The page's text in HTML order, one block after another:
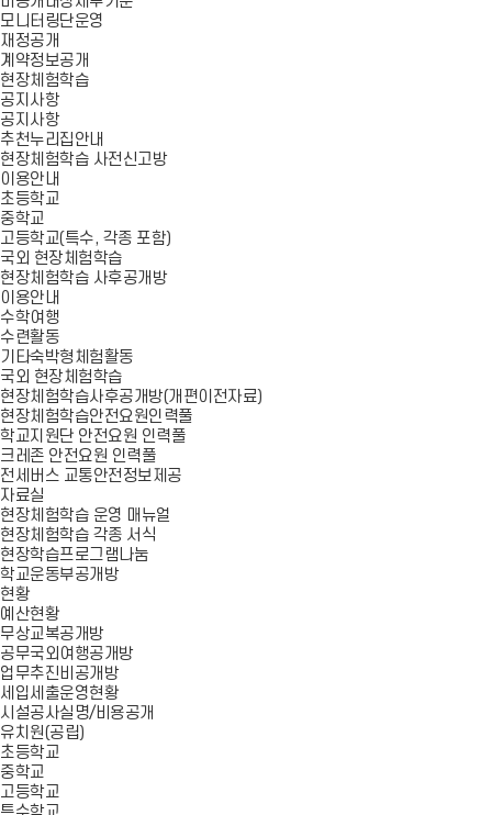
모니터링단운영
재정공개
계약정보공개
현장체험학습
공지사항
공지사항
추천누리집안내
현장체험학습 사전신고방
이용안내
초등학교
중학교
고등학교(특수, 각종 포함)
국외 현장체험학습
현장체험학습 사후공개방
이용안내
수학여행
수련활동
기타숙박형체험활동
국외 현장체험학습
현장체험학습사후공개방(개편이전자료)
현장체험학습안전요원인력풀
학교지원단 안전요원 인력풀
크레존 안전요원 인력풀
전세버스 교통안전정보제공
자료실
현장체험학습 운영 매뉴얼
현장체험학습 각종 서식
현장학습프로그램나눔
학교운동부공개방
현황
예산현황
무상교복공개방
공무국외여행공개방
업무추진비공개방
세입세출운영현황
시설공사실명/비용공개
유치원(공립)
초등학교
중학교
고등학교